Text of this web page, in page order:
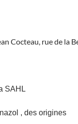
Cocteau, rue de la
SAHL
, des origines